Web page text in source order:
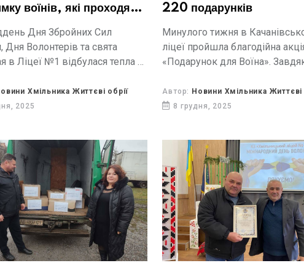
воїнів, які проходять
Дня Збройних Сил
Дня Волонтерів та свята
в Ліцеї №1 відбулася тепла й
назвою «Разом до
Її учасниками стали учні,...
Хмільника Життєві обрії
2025
220 подарунків
Минулого тижня в
ліцеї пройшла благодійна
«Подарунок для Воїна».
партнерів громади вдалося
сформувати й передати на
Автор: Новини Хмільника Життєві
8 грудня, 2025